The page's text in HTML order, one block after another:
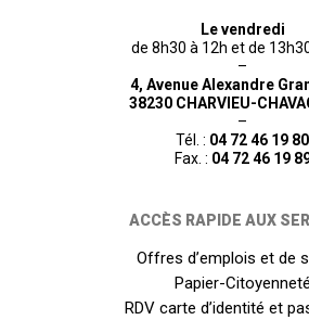
Le vendredi
de 8h30 à 12h et de
–
4, Avenue Alexandre
38230 CHARVIEU-
–
Tél. : 04 72 46 19 80
Fax. : 04 72 46 19
ACCÈS RAPIDE AUX
Offres d’emplois et de
Papier-Citoyenneté
RDV carte d’identité et